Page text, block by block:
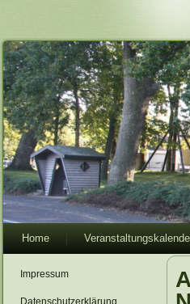
Home
Impressum
Datenschutzerklärung